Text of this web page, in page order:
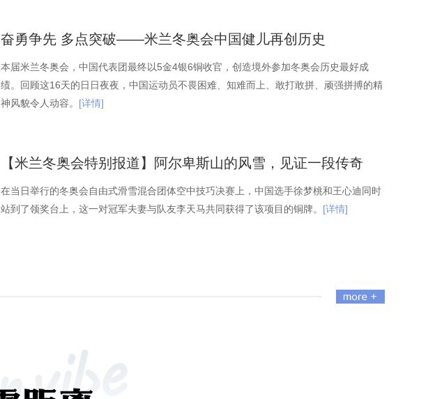
奋勇争先 多点突破——米兰冬奥会中国健儿再创历史
本届米兰冬奥会，中国代表团最终以5金4银6铜收官，创造境外参加冬奥会历史最好成
绩。回顾这16天的日日夜夜，中国运动员不畏困难、知难而上、敢打敢拼、顽强拼搏的精
神风貌令人动容。 [详情]
【米兰冬奥会特别报道】阿尔卑斯山的风雪，见证一段传奇
在当日举行的冬奥会自由式滑雪混合团体空中技巧决赛上，中国选手徐梦桃和王心迪同时
站到了领奖台上，这一对冠军夫妻与队友李天马共同获得了该项目的铜牌。 [详情]